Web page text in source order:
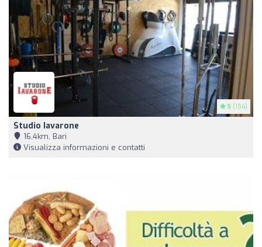
5 (154)
Studio Iavarone
16,4km, Bari
Visualizza informazioni e contatti